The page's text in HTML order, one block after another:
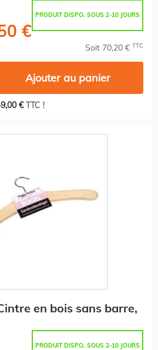
PRODUIT DISPO. SOUS 2-10 JOURS
€
Soit 70,20 € TTC
Ajouter au panier
€TTC !
en bois sans barre,
PRODUIT DISPO. SOUS 2-10 JOURS